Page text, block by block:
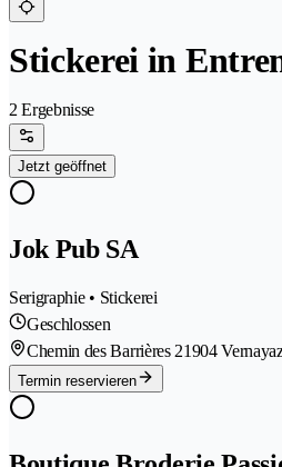
Stickerei in
2 Ergebnisse
Jetzt geöffnet
Jok Pub SA
Serigraphie • Stickerei
Geschlossen
Chemin des Barrières 21904
Termin reservieren